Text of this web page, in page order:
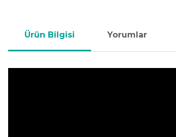
Ürün Bilgisi Yorumlar